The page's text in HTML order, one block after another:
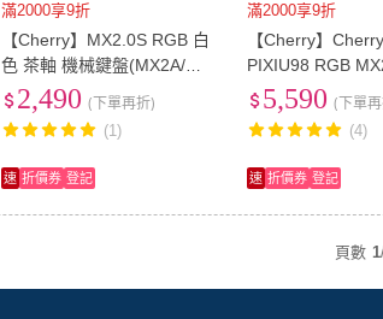
滿2000享9折
【Cherry】MX2.0S RGB 白
色 茶軸 機械鍵盤(MX2A/無
鋼板/遊戲/電競)
2,490 (下單再折)
(1)
速 折價券 登記
滿2000享9折
【Cherry】
PIXIU98 RGB
霧 黑 紅軸(98
插拔 機械鍵盤
5,590 (下單
(4)
速 折價券 登記
頁數 1